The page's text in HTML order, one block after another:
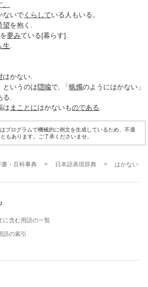
ないでくらしている人もいる。
望を抱く.
夢みている[暮らす].
生
はかない.
というのは隠喩で, 「蝋燭のようにはかない」
る.
は まことにはかないものである
プログラムで機械的に例文を生成しているため、不適
もあります。ご了承くださいませ。
書・百科事典 > 日本語表現辞典 >
はかない
に含む用語の一覧
語の索引